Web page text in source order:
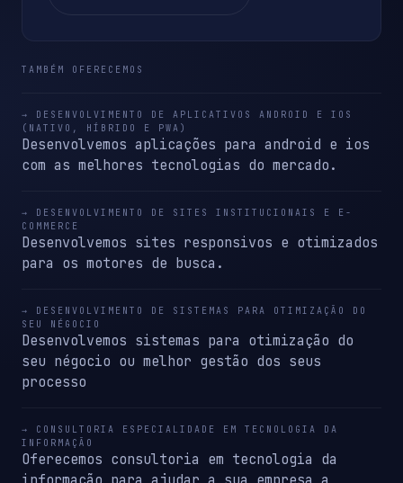
TAMBÉM OFERECEMOS
→ DESENVOLVIMENTO DE APLICATIVOS ANDROID E IOS
(NATIVO, HÍBRIDO E PWA)
Desenvolvemos aplicações para android e ios
com as melhores tecnologias do mercado.
→ DESENVOLVIMENTO DE SITES INSTITUCIONAIS E E-
COMMERCE
Desenvolvemos sites responsivos e otimizados
para os motores de busca.
→ DESENVOLVIMENTO DE SISTEMAS PARA OTIMIZAÇÃO DO
SEU NÉGOCIO
Desenvolvemos sistemas para otimização do
seu négocio ou melhor gestão dos seus
processo
→ CONSULTORIA ESPECIALIDADE EM TECNOLOGIA DA
INFORMAÇÃO
Oferecemos consultoria em tecnologia da